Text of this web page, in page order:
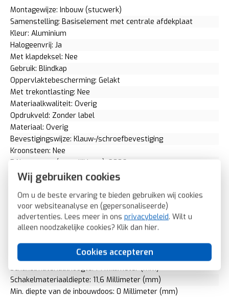
Wij gebruiken cookies
Om u de beste ervaring te bieden gebruiken wij cookies
voor websiteanalyse en (gepersonaliseerde)
advertenties. Lees meer in ons privacybeleid. Wilt u
alleen noodzakelijke cookies? Klik dan hier.
Cookies accepteren
Montagewijze: Inbouw (stucwerk)
Samenstelling: Basiselement met centrale afdekplaat
Kleur: Aluminium
Halogeenvrij: Ja
Met klapdeksel: Nee
Gebruik: Blindkap
Oppervlaktebescherming: Gelakt
Met trekontlasting: Nee
Materiaalkwaliteit: Overig
Opdrukveld: Zonder label
Materiaal: Overig
Bevestigingswijze: Klauw-/schroefbevestiging
Kroonsteen: Nee
RAL-nummer (vergelijkbaar): 9006
Met stofbescherming: Nee
Met opdruk: Nee
Incl. connectoren: Nee
Draagring: Ja
Transparant: Nee
Uitvoering oppervlakte: Mat
Geschikt voor beschermingsgraad (IP): IP20
Schakelmateriaalbreedte: 71 Millimeter (mm)
Schakelmateriaalhoogte: 71 Millimeter (mm)
Schakelmateriaaldiepte: 11,6 Millimeter (mm)
Min. diepte van de inbouwdoos: 0 Millimeter (mm)